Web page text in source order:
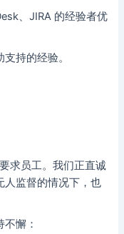
、JIRA 的经验者优
持的经验。
求员工。我们正直诚
人监督的情况下，也
懈：